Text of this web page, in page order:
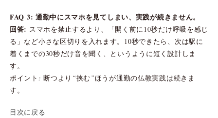
FAQ 3: 通勤中にスマホを見てしまい、実践が続きません。
回答: スマホを禁止するより、「開く前に10秒だけ呼吸を感じ
る」など小さな区切りを入れます。10秒できたら、次は駅に
着くまでの30秒だけ音を聞く、というように短く設計しま
す。
ポイント: 断つより“挟む”ほうが通勤の仏教実践は続きま
す。
目次に戻る